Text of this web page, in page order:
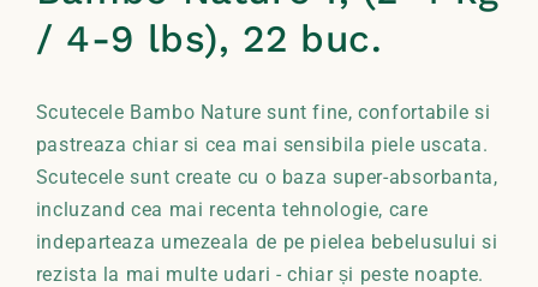
/ 4-9 lbs), 22 buc.
Scutecele Bambo Nature sunt fine, confortabile si
pastreaza chiar si cea mai sensibila piele uscata.
Scutecele sunt create cu o baza super-absorbanta,
incluzand cea mai recenta tehnologie, care
indeparteaza umezeala de pe pielea bebelusului si
rezista la mai multe udari - chiar și peste noapte.